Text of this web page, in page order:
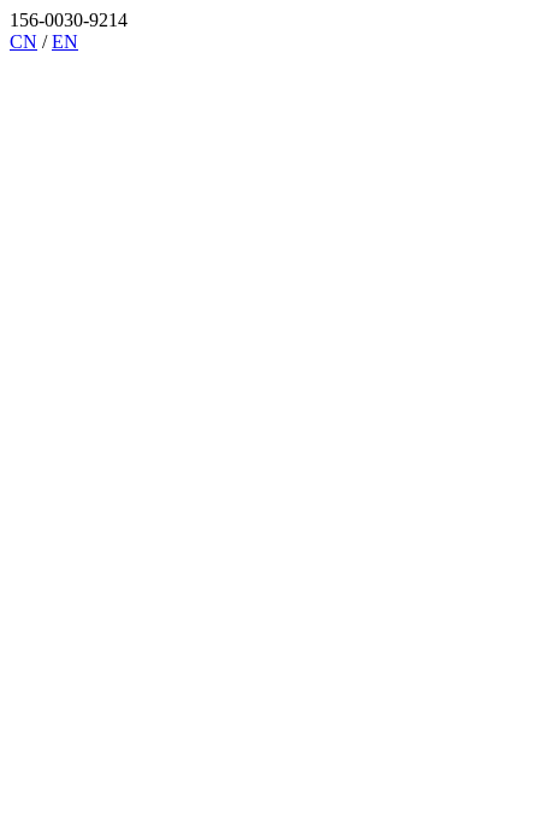
156-0030-9214
CN /EN